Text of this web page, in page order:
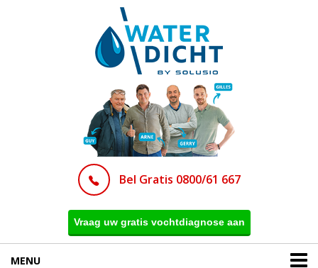
Bel Gratis 0800/61 667
Vraag uw gratis vochtdiagnose aan
MENU